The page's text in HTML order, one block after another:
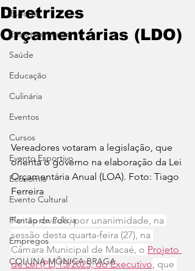
Esporte
Entretenimento
Saúde
Educação
Culinária
Eventos
Cursos
Evento Esportivo
Economia
Evento Cultural
Plantão de Polícia
Empregos
COLUNA MÔNICA BRAGA
Diretrizes
Orçamentárias (LDO)
Vereadores votaram a legislação, que
orienta o governo na elaboração da Lei
Orçamentária Anual (LOA). Foto: Tiago
Ferreira
Foi aprovado, por unanimidade, na
sessão desta quarta-feira (27), na
Câmara Municipal de Macaé, o Projeto
de Lei (PL) 15/2025, do Executivo, que